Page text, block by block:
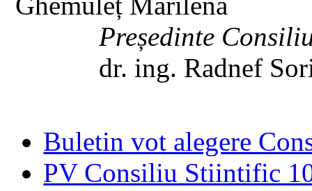
Președinte
dr. ing. Radnef
Buletin vot alegere
PV Consiliu Stiintific